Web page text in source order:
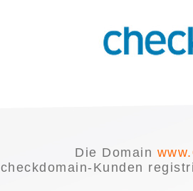
Die Domain
checkdomain-Kunden